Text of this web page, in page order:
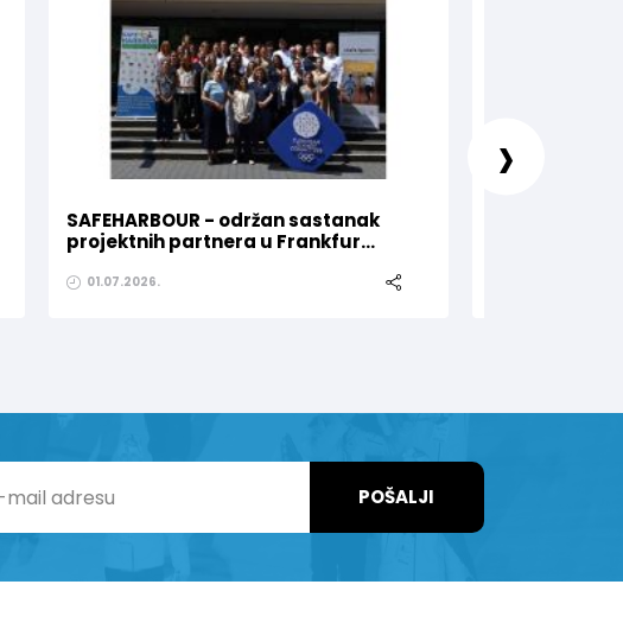
SAFEHARBOUR - održan sastanak
projektnih partnera u Frankfur...
01.07.2026.
›
POŠALJI